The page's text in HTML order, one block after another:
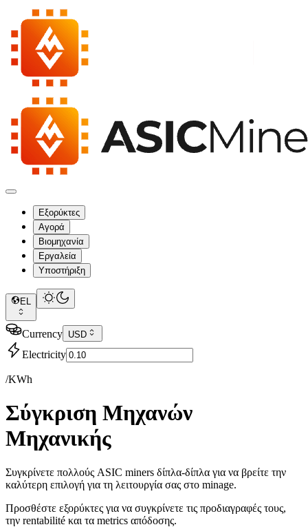
Εξορύκτες
Αγορά
Βιομηχανία
Εργαλεία
Υποστήριξη
EL
Currency USD
Electricity
/KWh
Σύγκριση Μηχανών
Μηχανικής
Συγκρίνετε πολλούς ASIC miners δίπλα-δίπλα για να βρείτε την
καλύτερη επιλογή για τη λειτουργία σας στο minage.
Προσθέστε εξορύκτες για να συγκρίνετε τις προδιαγραφές τους,
την rentabilité και τα metrics απόδοσης.